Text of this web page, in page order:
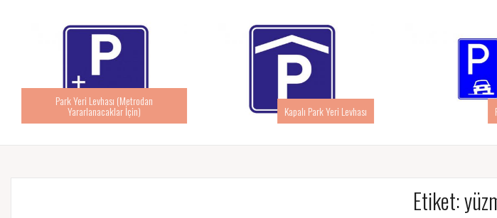
Park Yeri Levhası (Metrodan
Yararlanacaklar İçin) Kapalı Park Yeri Levhası
Etiket: